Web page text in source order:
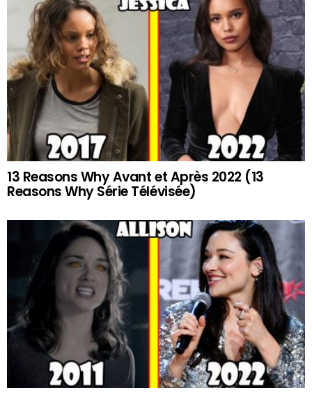
13 Reasons Why Avant et Après 2022 (13
Reasons Why Série Télévisée)